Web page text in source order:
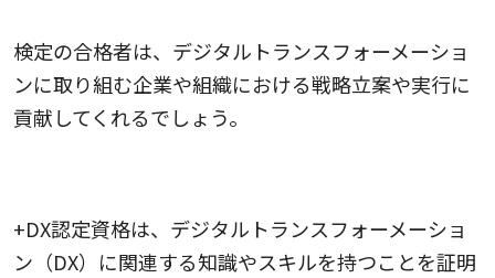
検定の合格者は、デジタルトランスフォーメーショ
ンに取り組む企業や組織における戦略立案や実行に
貢献してくれるでしょう。
+DX認定資格は、デジタルトランスフォーメーショ
ン（DX）に関連する知識やスキルを持つことを証明